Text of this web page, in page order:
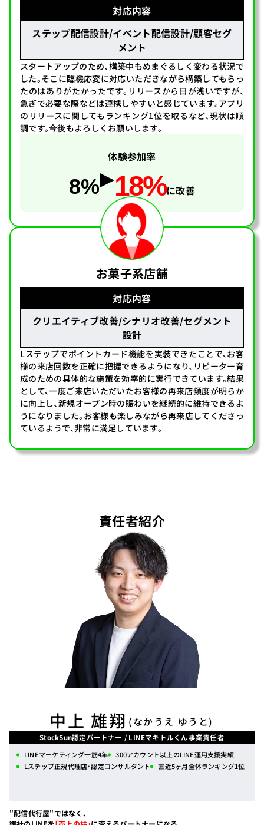
対応内容
ステップ配信設計/イベント配信設計/顧客セグ
メント
スタートアップのため、構築中もめまぐるしく変わる状況で
した。そこに臨機応変に対応いただきながら構築してもらっ
たのはありがたかったです。リリースから日が浅いですが、
急ぎで必要な際などは連携しやすいと感じています。アプリ
のリリースに関してもランキング1位を取るなど、現状は順
調です。今後もよろしくお願いします。
体験参加率
8% 18%に改善
お菓子系店舗
対応内容
クリエイティブ改善/シナリオ改善/セグメント
設計
Lステップでポイントカード機能を実装できたことで、お客
様の来店回数を正確に把握できるようになり、リピーター育
成のための具体的な施策を効率的に実行できています。結果
として、一度ご来店いただいたお客様の再来店頻度が明らか
に向上し、新規オープン時の賑わいを継続的に維持できるよ
うになりました。お客様も楽しみながら再来店してくださっ
ているようで、非常に満足しています。
責任者紹介
中上 雄翔 (なかうえ ゆうと)
StockSun認定パートナー / LINEマキトルくん事業責任者
LINEマーケティング一筋4年
300アカウント以上のLINE運用支援実績
Lステップ正規代理店・認定コンサルタント
直近5ヶ月全体ランキング1位
"配信代行屋"ではなく、